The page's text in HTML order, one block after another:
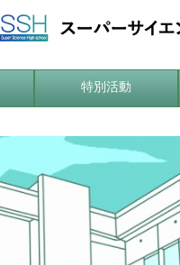
特別活動